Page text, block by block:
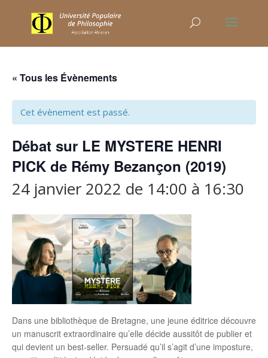
« Tous les Évènements
Cet évènement est passé.
Débat sur LE MYSTERE HENRI
PICK de Rémy Bezançon (2019)
24 janvier 2022 de 14:00 à 16:30
Dans une bibliothèque de Bretagne, une jeune éditrice découvre
un manuscrit extraordinaire qu’elle décide aussitôt de publier et
qui devient un best-seller. Persuadé qu’il s’agit d’une imposture,